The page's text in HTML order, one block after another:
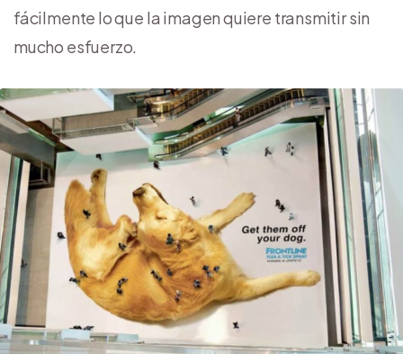
fácilmente lo que la imagen quiere transmitir sin
mucho esfuerzo.